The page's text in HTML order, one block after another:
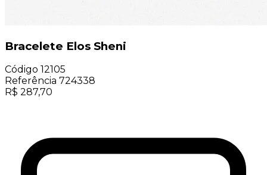
Bracelete Elos Sheni
Código 12105
Referência 724338
R$ 287,70